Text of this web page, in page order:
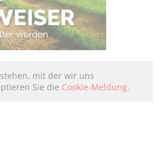
mit der wir uns
Sie die Cookie-Meldung.